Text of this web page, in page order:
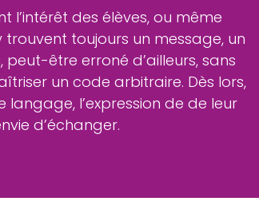
l’intérêt des élèves, ou même
trouvent toujours un message, un
peut-être erroné d’ailleurs, sans
un code arbitraire. Dès lors,
langage, l’expression de de leur
d’échanger.